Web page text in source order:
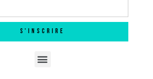
S'INSCRIRE